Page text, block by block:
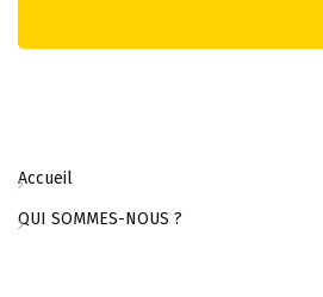
Accueil
QUI SOMMES-NOUS ?